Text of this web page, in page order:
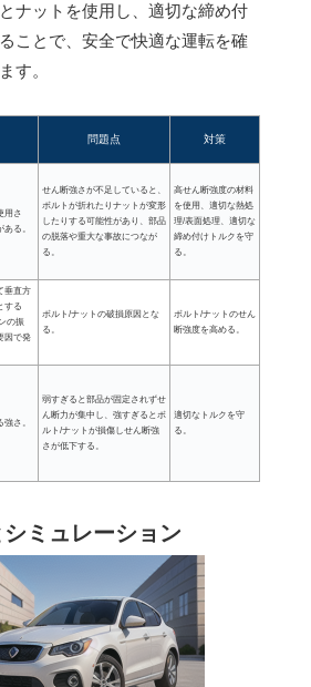
ナットを使用し、適切な締め付
ことで、安全で快適な運転を確
す。
問題点 対策
用さ
る。
せん断強さが不足していると、
ボルトが折れたりナットが変形
したりする可能性があり、部品
の脱落や重大な事故につなが
る。
高せん断強度の材料
を使用、適切な熱処
理/表面処理、適切な
締め付けトルクを守
る。
垂直方
する
の振
因で発
ボルト/ナットの破損原因とな
る。
ボルト/ナットのせん
断強度を高める。
さ。
弱すぎると部品が固定されずせ
ん断力が集中し、強すぎるとボ
ルト/ナットが損傷しせん断強
さが低下する。
適切なトルクを守
る。
ミュレーション